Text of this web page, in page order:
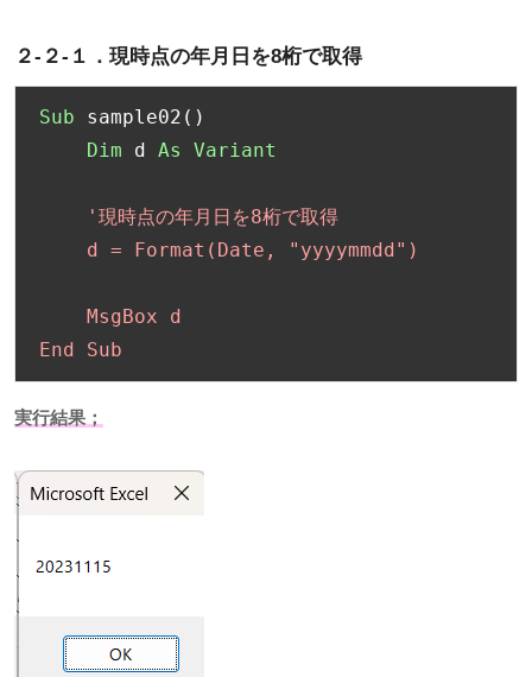
２-２-１． 現時点の年月日を8桁で取得
Sub sample02 ()
Dim d As Variant
'現時点の年月日を8桁で取得
    d = Format(Date, "yyyymmdd")
    MsgBox d
End Sub
実行結果；